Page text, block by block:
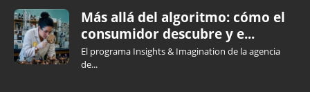
Más allá del algoritmo: cómo el
consumidor descubre y e...
El programa Insights & Imagination de la agencia
de...